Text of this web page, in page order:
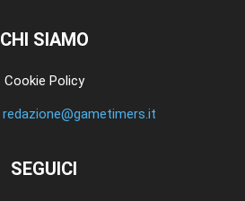
CHI SIAMO
Cookie Policy
redazione@gametimers.it
SEGUICI